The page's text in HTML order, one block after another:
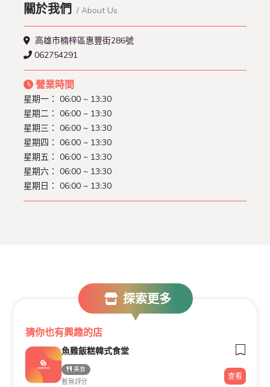
關於我們 / About Us
高雄市楠梓區惠豐街286號
062754291
營業時間
星期一： 06:00 ~ 13:30
星期二： 06:00 ~ 13:30
星期三： 06:00 ~ 13:30
星期四： 06:00 ~ 13:30
星期五： 06:00 ~ 13:30
星期六： 06:00 ~ 13:30
星期日： 06:00 ~ 13:30
探索更多
猜你也有興趣的店
魚雞飯糕韓式食堂
美食
暫無評分
查看